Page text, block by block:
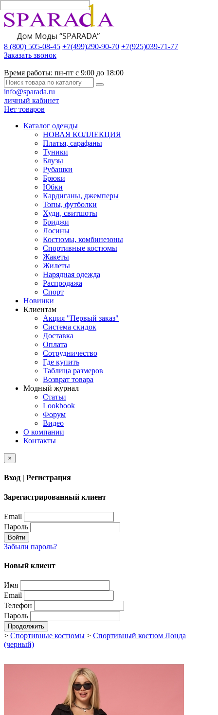
8 (800) 505-08-45 +7(499)290-90-70 +7(925)039-71-77
Заказать звонок
Время работы: пн-пт с 9:00 до 18:00
info@sparada.ru
личный кабинет
Нет товаров
Каталог одежды
НОВАЯ КОЛЛЕКЦИЯ
Платья, сарафаны
Туники
Блузы
Рубашки
Брюки
Юбки
Кардиганы, джемперы
Топы, футболки
Худи, свитшоты
Бриджи
Лосины
Костюмы, комбинезоны
Спортивные костюмы
Жакеты
Жилеты
Нарядная одежда
Распродажа
Спорт
Новинки
Клиентам
Акция "Первый заказ"
Система скидок
Доставка
Оплата
Сотрудничество
Где купить
Таблица размеров
Возврат товара
Модный журнал
Статьи
Lookbook
Форум
Видео
О компании
Контакты
×
Вход | Регистрация
Зарегистрированный клиент
Email
Пароль
Войти
Забыли пароль?
Новый клиент
Имя
Email
Телефон
Пароль
Продолжить
> Спортивные костюмы > Спортивный костюм Лонда
(черный)